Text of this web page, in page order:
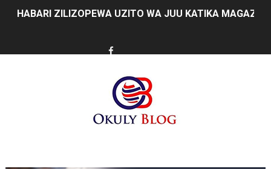
HABARI ZILIZOPEWA UZITO WA JUU KATIKA
TANZANIA KUNUFAIKA NA SH. BILIONI 10 ZA BIASHARA
TIRDO YAJA NA TEKNOLOJIA YA KUPUNGUZA